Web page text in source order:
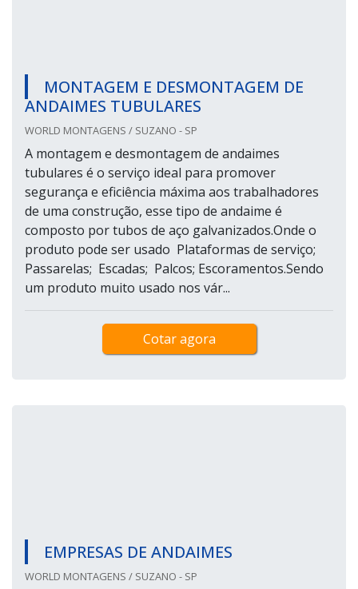
MONTAGEM E DESMONTAGEM DE
ANDAIMES TUBULARES
WORLD MONTAGENS / SUZANO - SP
A montagem e desmontagem de andaimes
tubulares é o serviço ideal para promover
segurança e eficiência máxima aos trabalhadores
de uma construção, esse tipo de andaime é
composto por tubos de aço galvanizados.Onde o
produto pode ser usado Plataformas de serviço;
Passarelas; Escadas; Palcos; Escoramentos.Sendo
um produto muito usado nos vár...
Cotar agora
EMPRESAS DE ANDAIMES
WORLD MONTAGENS / SUZANO - SP